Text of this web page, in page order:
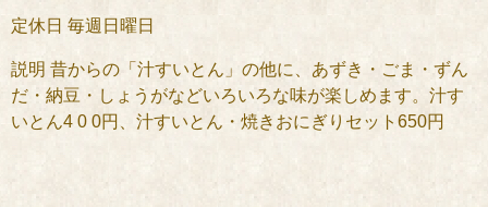
定休日 毎週日曜日
説明 昔からの「汁すいとん」の他に、あずき・ごま・ずん
だ・納豆・しょうがなどいろいろな味が楽しめます。汁す
いとん4 0 0円、汁すいとん・焼きおにぎりセット650円